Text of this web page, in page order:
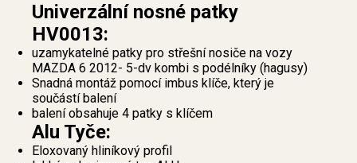
Univerzální nosné patky
HV0013:
uzamykatelné patky pro střešní nosiče na vozy
MAZDA 6 2012- 5-dv kombi s podélníky (hagusy)
Snadná montáž pomocí imbus klíče, který je
součástí balení
balení obsahuje 4 patky s klíčem
Alu Tyče:
Eloxovaný hliníkový profil